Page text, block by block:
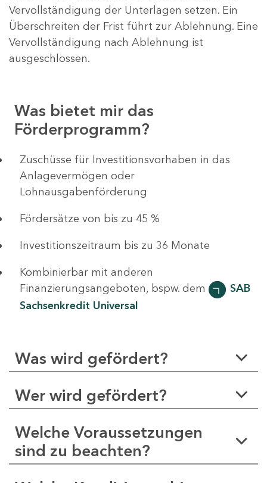
Vervollständigung der Unterlagen setzen. Ein
Überschreiten der Frist führt zur Ablehnung. Eine
Vervollständigung nach Ablehnung ist
ausgeschlossen.
Was bietet mir das
Förderprogramm?
​​​​​​Zuschüsse für Investitionsvorhaben in das
Anlagevermögen oder
Lohnausgabenförderung
Fördersätze von bis zu 45 %
Investitionszeitraum bis zu 36 Monate
Kombinierbar mit anderen
Finanzierungsangeboten, bspw. dem
SAB
Sachsenkredit Universal
Was wird gefördert?
Wer wird gefördert?
Welche Voraussetzungen
sind zu beachten?